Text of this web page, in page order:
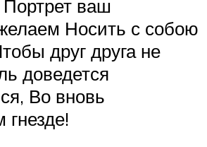
ваш
Носить с собою
друг друга не
доведется
Во вновь
гнезде!